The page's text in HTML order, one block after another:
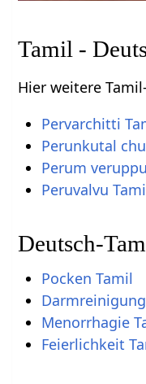
Tamil -
Hier weitere
Pervarchitti
Perunkutal
Perum
Peruvalvu
Deutsch-
Pocken Tamil
Menorrhagie
Feierlichkeit